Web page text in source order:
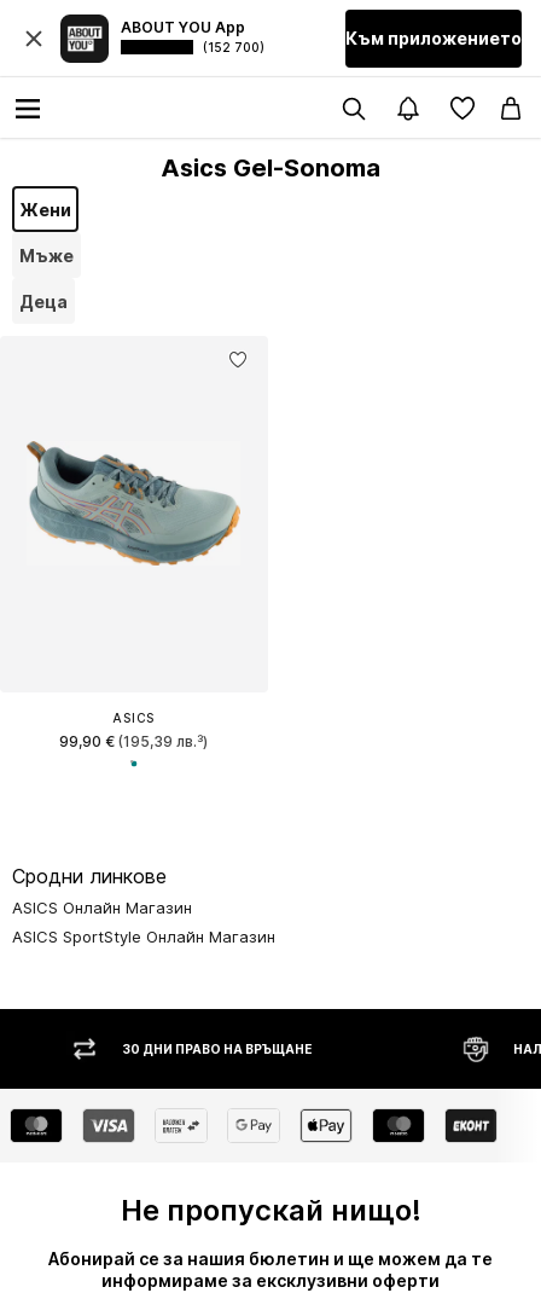
ABOUT YOU App
(152 700) Към приложението
Asics Gel-Sonoma
Жени
Мъже
Деца
ASICS
99,90 € (195,39 лв.³)
Сродни линкове
ASICS Онлайн Магазин
ASICS SportStyle Онлайн Магазин
30 ДНИ ПРАВО НА ВРЪЩАНЕ
Не пропускай нищо!
Абонирай се за нашия бюлетин и ще можем да те
информираме за ексклузивни оферти